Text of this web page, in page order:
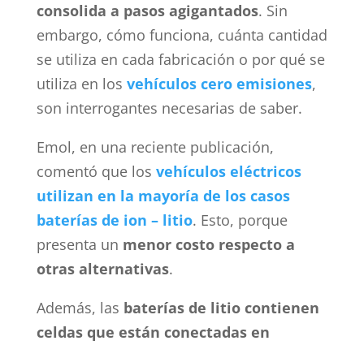
consolida a pasos agigantados. Sin
embargo, cómo funciona, cuánta cantidad
se utiliza en cada fabricación o por qué se
utiliza en los vehículos cero emisiones,
son interrogantes necesarias de saber.
Emol, en una reciente publicación,
comentó que los vehículos eléctricos
utilizan en la mayoría de los casos
baterías de ion – litio. Esto, porque
presenta un menor costo respecto a
otras alternativas.
Además, las baterías de litio contienen
celdas que están conectadas en